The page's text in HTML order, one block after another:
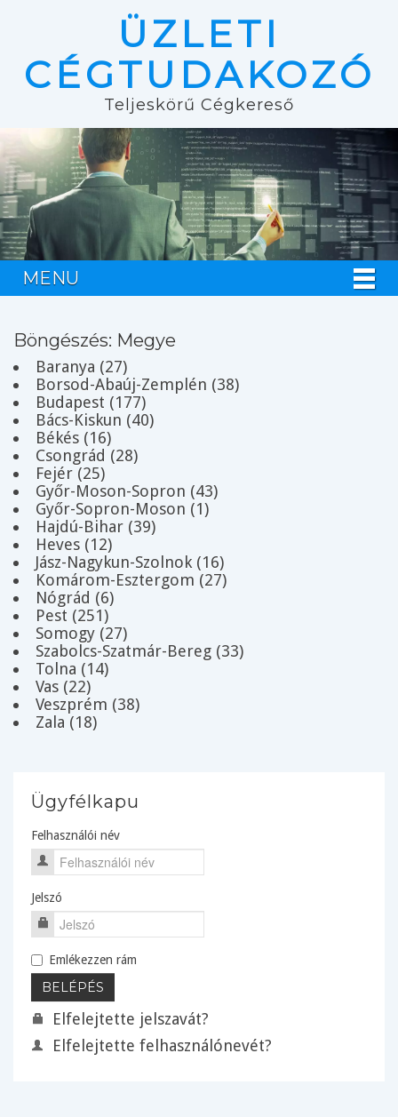
ÜZLETI
CÉGTUDAKOZÓ
Teljeskörű Cégkereső
MENU
Böngészés: Megye
Baranya (27)
Borsod-Abaúj-Zemplén (38)
Budapest (177)
Bács-Kiskun (40)
Békés (16)
Csongrád (28)
Fejér (25)
Győr-Moson-Sopron (43)
Győr-Sopron-Moson (1)
Hajdú-Bihar (39)
Heves (12)
Jász-Nagykun-Szolnok (16)
Komárom-Esztergom (27)
Nógrád (6)
Pest (251)
Somogy (27)
Szabolcs-Szatmár-Bereg (33)
Tolna (14)
Vas (22)
Veszprém (38)
Zala (18)
Ügyfélkapu
Felhasználói név
Jelszó
Emlékezzen rám
Elfelejtette jelszavát?
Elfelejtette felhasználónevét?